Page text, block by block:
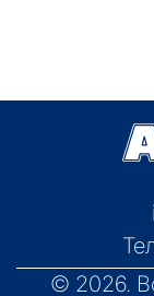
© 2026.